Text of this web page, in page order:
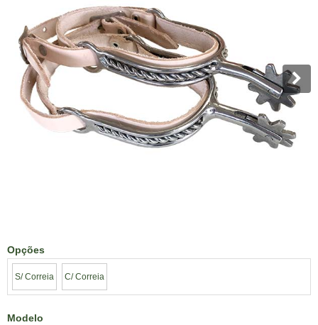
Opções
S/ Correia C/ Correia
Modelo